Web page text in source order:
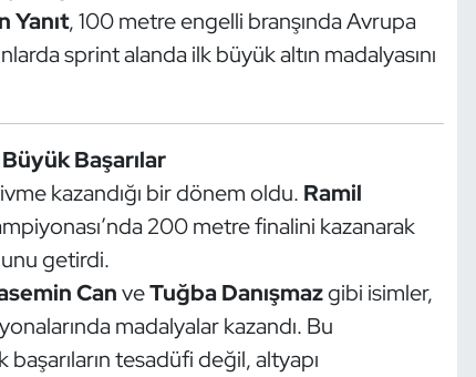
Yanıt, 100 metre engelli branşında Avrupa
sprint alanda ilk büyük altın madalyasını
Başarılar
kazandığı bir dönem oldu. Ramil
200 metre finalini kazanarak
getirdi.
CanveTuğba Danışmazgibi isimler,
madalyalar kazandı. Bu
tesadüfi değil, altyapı